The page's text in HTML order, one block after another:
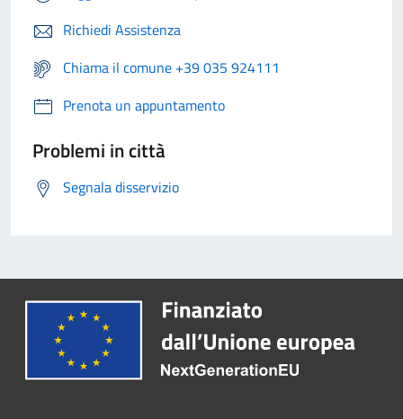
Richiedi Assistenza
Chiama il comune +39 035 924111
Prenota un appuntamento
Problemi in città
Segnala disservizio